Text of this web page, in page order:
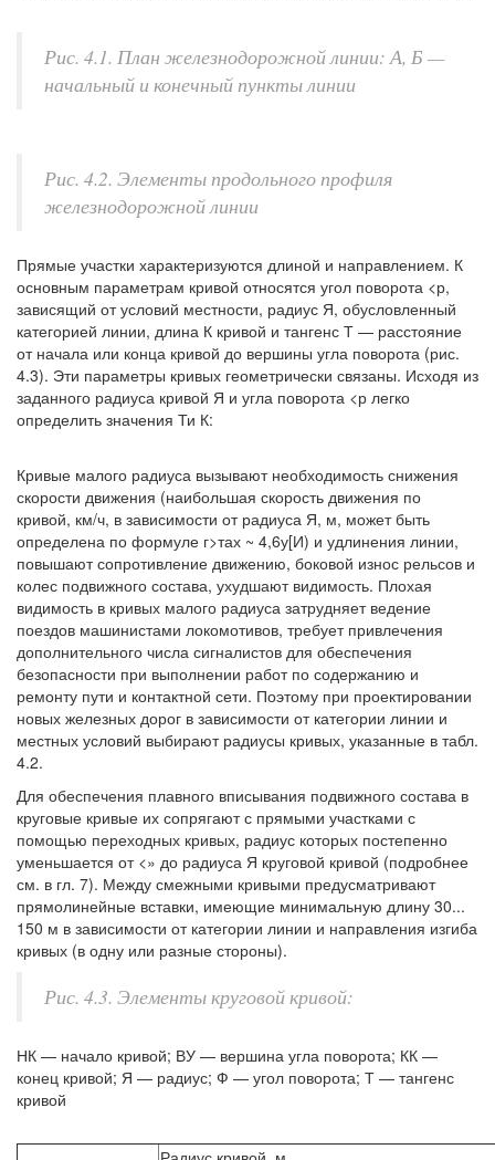
Рис. 4.1. План железнодорожной линии: А, Б —
начальный и конечный пункты линии
Рис. 4.2. Элементы продольного профиля
железнодорожной линии
Прямые участки характеризуются длиной и направлением. К
основным параметрам кривой относятся угол поворота <р,
зависящий от условий местности, радиус Я, обусловленный
категорией линии, длина К кривой и тангенс Т — расстояние
от начала или конца кривой до вершины угла поворота (рис.
4.3). Эти параметры кривых геометрически связаны. Исходя из
заданного радиуса кривой Я и угла поворота <р легко
определить значения Ти К:
Кривые малого радиуса вызывают необходимость снижения
скорости движения (наибольшая скорость движения по
кривой, км/ч, в зависимости от радиуса Я, м, может быть
определена по формуле г>тах ~ 4,6у[И) и удлинения линии,
повышают сопротивление движению, боковой износ рельсов и
колес подвижного состава, ухудшают видимость. Плохая
видимость в кривых малого радиуса затрудняет ведение
поездов машинистами локомотивов, требует привлечения
дополнительного числа сигналистов для обеспечения
безопасности при выполнении работ по содержанию и
ремонту пути и контактной сети. Поэтому при проектировании
новых железных дорог в зависимости от категории линии и
местных условий выбирают радиусы кривых, указанные в табл.
4.2.
Для обеспечения плавного вписывания подвижного состава в
круговые кривые их сопрягают с прямыми участками с
помощью переходных кривых, радиус которых постепенно
уменьшается от <» до радиуса Я круговой кривой (подробнее
см. в гл. 7). Между смежными кривыми предусматривают
прямолинейные вставки, имеющие минимальную длину 30...
150 м в зависимости от категории линии и направления изгиба
кривых (в одну или разные стороны).
Рис. 4.3. Элементы круговой кривой:
НК — начало кривой; ВУ — вершина угла поворота; КК —
конец кривой; Я — радиус; Ф — угол поворота; Т — тангенс
кривой